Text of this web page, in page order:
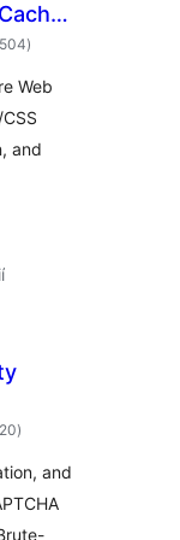
Core
celkové
hodnotenie
)
Web
and
celkové
hodnotenie
)
and